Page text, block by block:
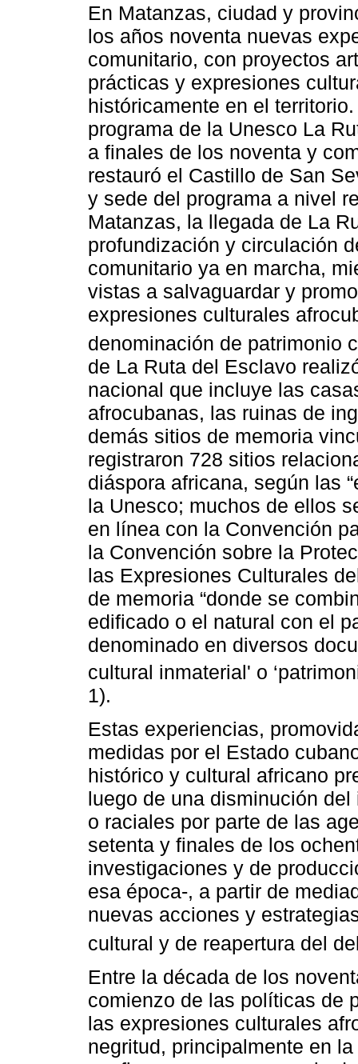
En Matanzas, ciudad y
los años noventa nuevas
comunitario, con proyectos
prácticas y expresiones
históricamente en el
programa de la Unesco La
a finales de los noventa y
restauró el Castillo de San
y sede del programa a nivel
Matanzas, la llegada de La
profundización y circulación
comunitario ya en marcha,
vistas a salvaguardar y
expresiones culturales
denominación de patrimonio
de La Ruta del Esclavo
nacional que incluye las
afrocubanas, las ruinas de
demás sitios de memoria
registraron 728 sitios
diáspora africana, según las
la Unesco; muchos de ellos
en línea con la Convención
la Convención sobre la
las Expresiones Culturales
de memoria “donde se
edificado o el natural con el
denominado en diversos
cultural inmaterial' o
1).
Estas experiencias,
medidas por el Estado
histórico y cultural africano
luego de una disminución
o raciales por parte de las
setenta y finales de los
investigaciones y de
esa época-, a partir de
nuevas acciones y
cultural y de reapertura del
Entre la década de los
comienzo de las políticas de
las expresiones culturales
negritud, principalmente en